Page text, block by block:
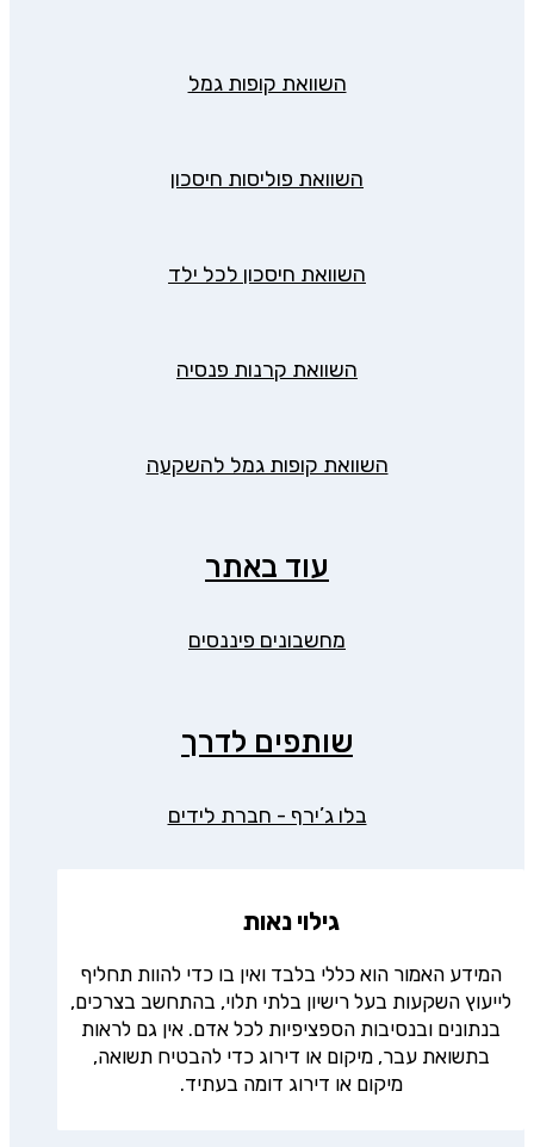
השוואת קופות גמל
השוואת פוליסות חיסכון
השוואת חיסכון לכל ילד
השוואת קרנות פנסיה
השוואת קופות גמל להשקעה
עוד באתר
מחשבונים פיננסים
שותפים לדרך
בלו ג’ירף - חברת לידים
גילוי נאות
המידע האמור הוא כללי בלבד ואין בו כדי להוות תחליף
לייעוץ השקעות בעל רישיון בלתי תלוי, בהתחשב בצרכים,
בנתונים ובנסיבות הספציפיות לכל אדם. אין גם לראות
בתשואת עבר, מיקום או דירוג כדי להבטיח תשואה,
מיקום או דירוג דומה בעתיד.